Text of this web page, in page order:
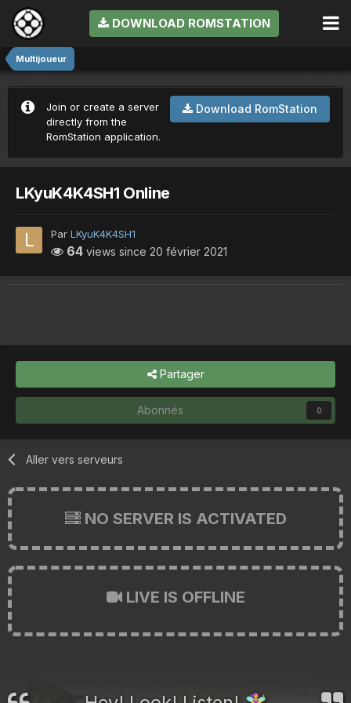
DOWNLOAD ROMSTATION
Multijoueur
Download RomStation
Join or create a server
directly from the
RomStation application.
LKyuK4K4SH1 Online
Par LKyuK4K4SH1
64 views since 20 février 2021
Partager
Abonnés 0
Aller vers serveurs
NO SERVER IS ACTIVATED
LIVE IS OFFLINE